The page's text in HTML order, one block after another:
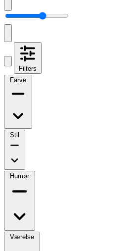
Filters
Farve
Stil
Humør
Værelse